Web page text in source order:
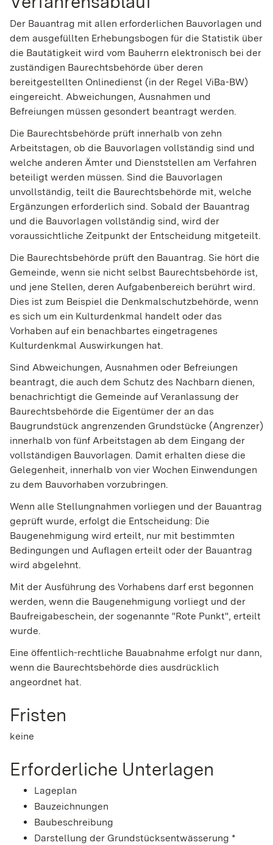
Der Bauantrag mit allen erforderlichen Bauvorlagen und
dem ausgefüllten Erhebungsbogen für die Statistik über
die Bautätigkeit wird vom Bauherrn elektronisch bei der
zuständigen Baurechtsbehörde über deren
bereitgestellten Onlinedienst (in der Regel ViBa-BW)
eingereicht. Abweichungen, Ausnahmen und
Befreiungen müssen gesondert beantragt werden.
Die Baurechtsbehörde prüft innerhalb von zehn
Arbeitstagen, ob die Bauvorlagen vollständig sind und
welche anderen Ämter und Dienststellen am Verfahren
beteiligt werden müssen. Sind die Bauvorlagen
unvollständig, teilt die Baurechtsbehörde mit, welche
Ergänzungen erforderlich sind. Sobald der Bauantrag
und die Bauvorlagen vollständig sind, wird der
voraussichtliche Zeitpunkt der Entscheidung mitgeteilt.
Die Baurechtsbehörde prüft den Bauantrag. Sie hört die
Gemeinde, wenn sie nicht selbst Baurechtsbehörde ist,
und jene Stellen, deren Aufgabenbereich berührt wird.
Dies ist zum Beispiel die Denkmalschutzbehörde, wenn
es sich um ein Kulturdenkmal handelt oder das
Vorhaben auf ein benachbartes eingetragenes
Kulturdenkmal Auswirkungen hat.
Sind Abweichungen, Ausnahmen oder Befreiungen
beantragt, die auch dem Schutz des Nachbarn dienen,
benachrichtigt die Gemeinde auf Veranlassung der
Baurechtsbehörde die Eigentümer der an das
Baugrundstück angrenzenden Grundstücke (Angrenzer)
innerhalb von fünf Arbeitstagen ab dem Eingang der
vollständigen Bauvorlagen. Damit erhalten diese die
Gelegenheit, innerhalb von vier Wochen Einwendungen
zu dem Bauvorhaben vorzubringen.
Wenn alle Stellungnahmen vorliegen und der Bauantrag
geprüft wurde, erfolgt die Entscheidung: Die
Baugenehmigung wird erteilt, nur mit bestimmten
Bedingungen und Auflagen erteilt oder der Bauantrag
wird abgelehnt.
Mit der Ausführung des Vorhabens darf erst begonnen
werden, wenn die Baugenehmigung vorliegt und der
Baufreigabeschein, der sogenannte "Rote Punkt", erteilt
wurde.
Eine öffentlich-rechtliche Bauabnahme erfolgt nur dann,
wenn die Baurechtsbehörde dies ausdrücklich
angeordnet hat.
Fristen
keine
Erforderliche Unterlagen
Lageplan
Bauzeichnungen
Baubeschreibung
Darstellung der Grundstücksentwässerung *